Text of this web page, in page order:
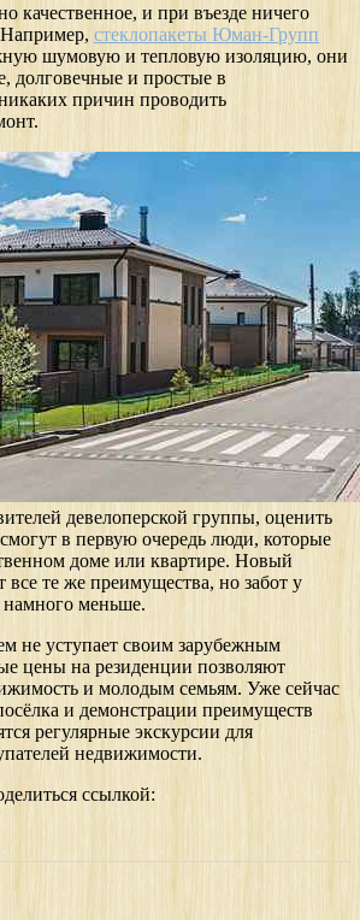
качественное, и при въезде ничего
Например, стеклопакеты Юман-Групп
шумовую и тепловую изоляцию, они
долговечные и простые в
причин проводить
девелоперской группы, оценить
в первую очередь люди, которые
доме или квартире. Новый
все те же преимущества, но забот у
намного меньше.
не уступает своим зарубежным
цены на резиденции позволяют
и молодым семьям. Уже сейчас
и демонстрации преимуществ
регулярные экскурсии для
недвижимости.
ссылкой: